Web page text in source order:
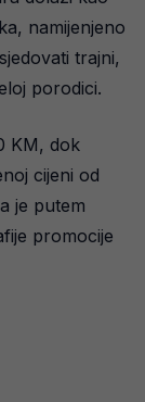
namijenjeno
trajni,
porodici.
KM, dok
cijeni od
je putem
promocije